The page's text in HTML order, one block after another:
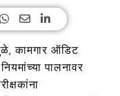
कामगार ऑडिट
पालनावर